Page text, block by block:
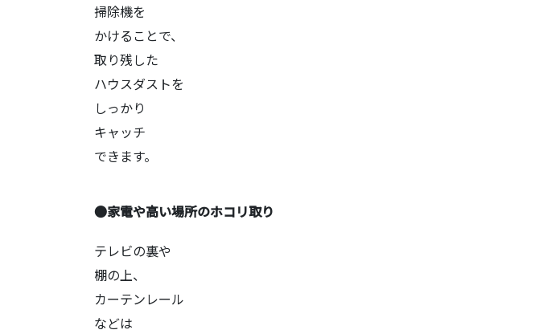
掃除機を
かけることで、
取り残した
ハウスダストを
しっかり
キャッチ
できます。
●家電や高い場所のホコリ取り
テレビの裏や
棚の上、
カーテンレール
などは